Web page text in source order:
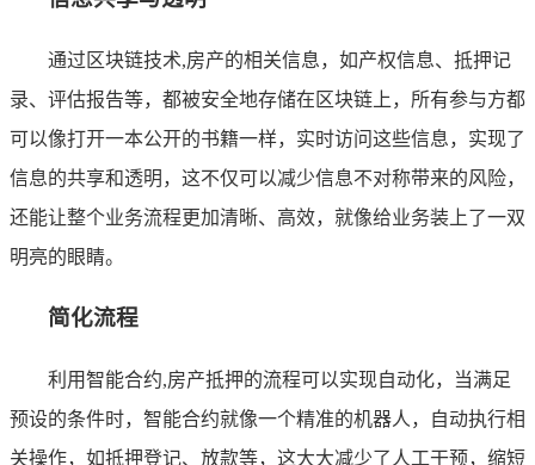
通过区块链技术,房产的相关信息，如产权信息、抵押记
录、评估报告等，都被安全地存储在区块链上，所有参与方都
可以像打开一本公开的书籍一样，实时访问这些信息，实现了
信息的共享和透明，这不仅可以减少信息不对称带来的风险，
还能让整个业务流程更加清晰、高效，就像给业务装上了一双
明亮的眼睛。
简化流程
利用智能合约,房产抵押的流程可以实现自动化，当满足
预设的条件时，智能合约就像一个精准的机器人，自动执行相
关操作，如抵押登记、放款等，这大大减少了人工干预，缩短